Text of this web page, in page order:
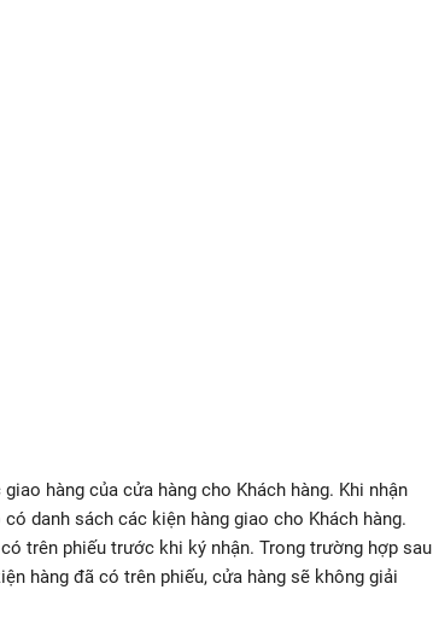
hàng của cửa hàng cho Khách hàng. Khi nhận
danh sách các kiện hàng giao cho Khách hàng.
trên phiếu trước khi ký nhận. Trong trường hợp sau
hàng đã có trên phiếu, cửa hàng sẽ không giải